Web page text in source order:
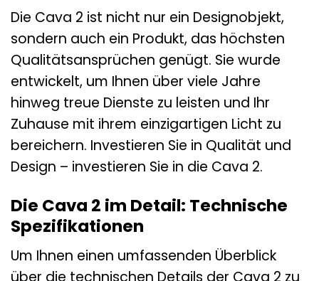
Die Cava 2 ist nicht nur ein Designobjekt,
sondern auch ein Produkt, das höchsten
Qualitätsansprüchen genügt. Sie wurde
entwickelt, um Ihnen über viele Jahre
hinweg treue Dienste zu leisten und Ihr
Zuhause mit ihrem einzigartigen Licht zu
bereichern. Investieren Sie in Qualität und
Design – investieren Sie in die Cava 2.
Die Cava 2 im Detail: Technische
Spezifikationen
Um Ihnen einen umfassenden Überblick
über die technischen Details der Cava 2 zu